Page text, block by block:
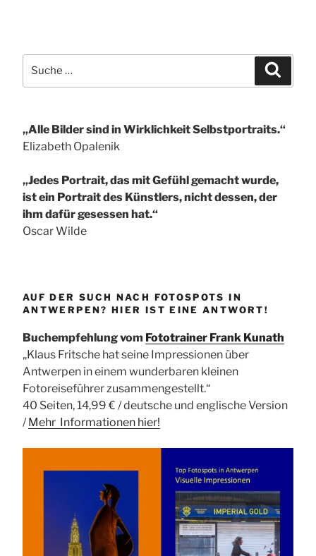
nach:
„Alle Bilder sind in Wirklichkeit Selbstportraits.“
Elizabeth Opalenik
„Jedes Portrait, das mit Gefühl gemacht wurde,
ist ein Portrait des Künstlers, nicht dessen, der
ihm dafür gesessen hat.“
Oscar Wilde
AUF DER SUCH NACH FOTOSPOTS IN
ANTWERPEN? HIER IST EINE ANTWORT!
Buchempfehlung vom Fototrainer Frank Kunath
„Klaus Fritsche hat seine Impressionen über
Antwerpen in einem wunderbaren kleinen
Fotoreiseführer zusammengestellt.“
40 Seiten, 14,99 € / deutsche und englische Version
/Mehr Informationen hier!